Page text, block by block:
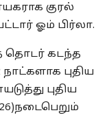
குரல்
ஓம் பிர்லா.
தொடர் கடந்த
புதிய
புதிய